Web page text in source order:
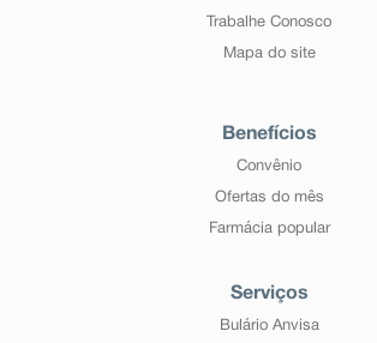
Trabalhe Conosco
Mapa do site
Benefícios
Convênio
Ofertas do mês
Farmácia popular
Serviços
Bulário Anvisa